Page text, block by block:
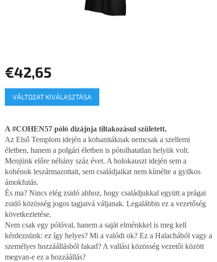
€42,65
Egységár:
VÁLTOZAT KIVÁLASZTÁSA
A #COHEN57 póló dizájnja tiltakozásul született.
Az Első Templom idején a kohanitáknak nemcsak a szellemi
életben, hanem a polgári életben is pótolhatatlan helyük volt.
Menjünk előre néhány száz évet. A holokauszt idején sem a
kohénok leszármazottait, sem családjaikat nem kímélte a gyilkos
ámokfutás.
És ma? Nincs elég zsidó ahhoz, hogy családjukkal együtt a prágai
zsidó közösség jogos tagjaivá váljanak. Legalábbis ez a vezetőség
következtetése.
Nem csak egy pólóval, hanem a saját elménkkel is meg kell
kérdeznünk: ez így helyes? Mi a valódi ok? Ez a Halachából vagy a
személyes hozzáállásból fakad? A vallási közösség vezetői között
megvan-e ez a hozzáállás?